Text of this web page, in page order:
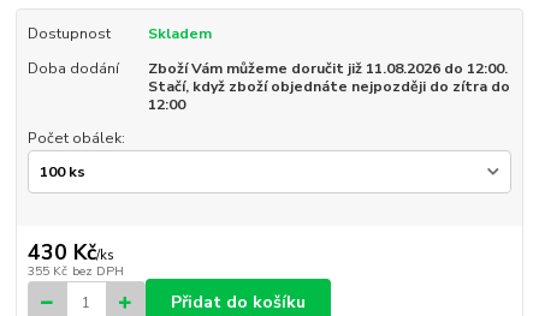
Dostupnost
Skladem
Doba dodání
Zboží Vám můžeme doručit již 11.08.2026 do 12:00.
Stačí, když zboží objednáte nejpozději do zítra do
12:00
Počet obálek:
430 Kč/ks
355 Kč bez DPH
Přidat do košíku